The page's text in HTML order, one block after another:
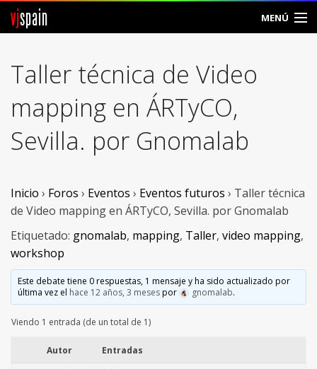
vjspain MENÚ
Foros
Noticias
Vjspain
Ayuda
Entrar
Crear Cuenta
Taller técnica de Video
mapping en ÁRTyCO,
Sevilla. por Gnomalab
Inicio › Foros › Eventos › Eventos futuros › Taller técnica
de Video mapping en ÁRTyCO, Sevilla. por Gnomalab
Etiquetado: gnomalab, mapping, Taller, video mapping,
workshop
Este debate tiene 0 respuestas, 1 mensaje y ha sido actualizado por
última vez el hace 12 años, 3 mesespor gnomalab.
Viendo 1 entrada (de un total de 1)
Autor Entradas